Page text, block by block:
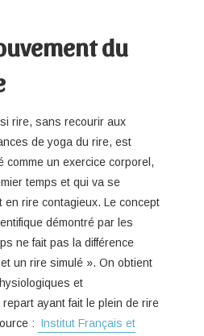
du
rire, sans recourir aux
de yoga du rire, est
comme un exercice corporel,
temps et qui va se
en rire contagieux. Le concept
démontré par les
ne fait pas la différence
un rire simulé ». On obtient
et
ayant fait le plein de rire
: Institut Français et